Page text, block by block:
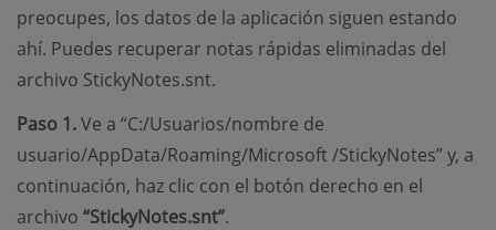
preocupes, los datos de la aplicación siguen estando
ahí. Puedes recuperar notas rápidas eliminadas del
archivo StickyNotes.snt.
Paso 1.Ve a “C:/Usuarios/nombre de
usuario/AppData/Roaming/Microsoft /StickyNotes” y, a
continuación, haz clic con el botón derecho en el
archivo “StickyNotes.snt”.